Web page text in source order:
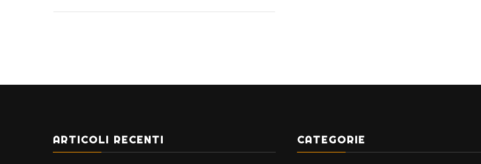
ARTICOLI RECENTI CATEGORIE